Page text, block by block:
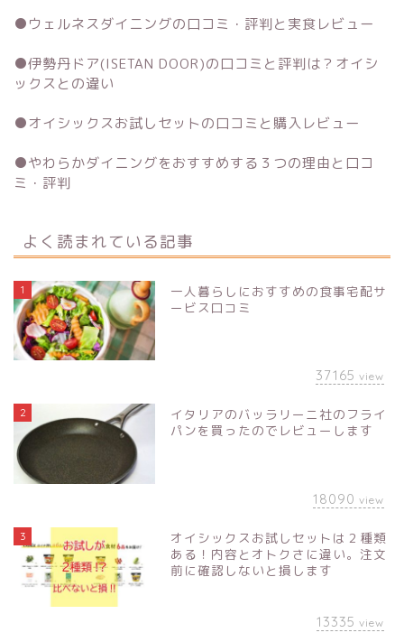
●ウェルネスダイニングの口コミ・評判と実食レビュー
●伊勢丹ドア(ISETAN DOOR)の口コミと評判は？オイシ
ックスとの違い
●オイシックスお試しセットの口コミと購入レビュー
●やわらかダイニングをおすすめする３つの理由と口コ
ミ・評判
よく読まれている記事
1
一人暮らしにおすすめの食事宅配サ
ービス口コミ
37165 view
2
イタリアのバッラリーニ社のフライ
パンを買ったのでレビューします
18090 view
3
オイシックスお試しセットは２種類
ある！内容とオトクさに違い。注文
前に確認しないと損します
13335 view